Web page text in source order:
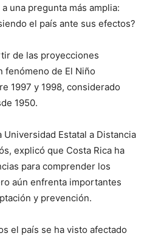
una pregunta más amplia:
el país ante sus efectos?
de las proyecciones
fenómeno de El Niño
1997 y 1998, considerado
1950.
Estatal a Distancia
explicó que Costa Rica ha
para comprender los
aún enfrenta importantes
y prevención.
el país se ha visto afectado